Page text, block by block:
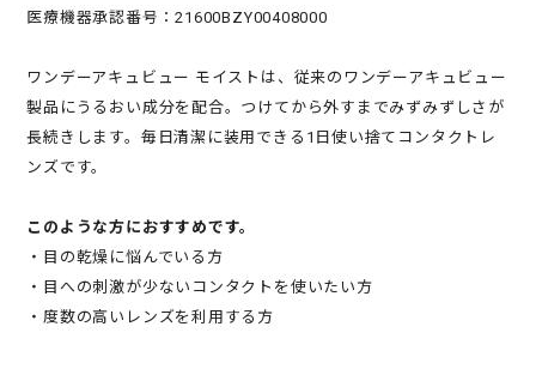
医療機器承認番号：21600BZY00408000
ワンデーアキュビュー モイストは、従来のワンデーアキュビュー
製品にうるおい成分を配合。つけてから外すまでみずみずしさが
長続きします。毎日清潔に装用できる1日使い捨てコンタクトレ
ンズです。
このような方におすすめです。
・目の乾燥に悩んでいる方
・目への刺激が少ないコンタクトを使いたい方
・度数の高いレンズを利用する方